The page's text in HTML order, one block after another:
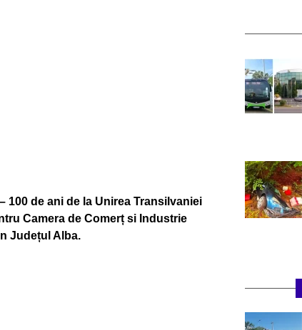
de ani de la Unirea Transilvaniei
Camera de Comerț si Industrie
Județul Alba.